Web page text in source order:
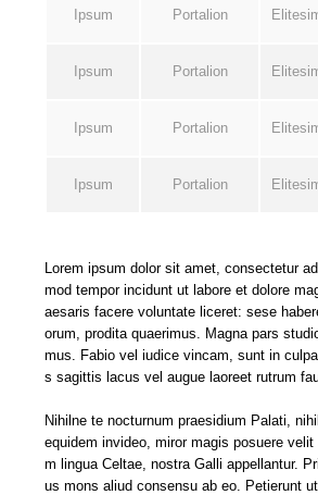
Ipsum Portalion
Ipsum Portalion
Ipsum Portalion
Ipsum Portalion
Lorem ipsum dolor sit amet, consectetur
mod tempor incidunt ut labore et dolore
aesaris facere voluntate liceret: sese
orum, prodita quaerimus. Magna pars
mus. Fabio vel iudice vincam, sunt in
s sagittis lacus vel augue laoreet rutrum
Nihilne te nocturnum praesidium Palati,
equidem invideo, miror magis posuere
m lingua Celtae, nostra Galli appellantur.
us mons aliud consensu ab eo. Petierunt